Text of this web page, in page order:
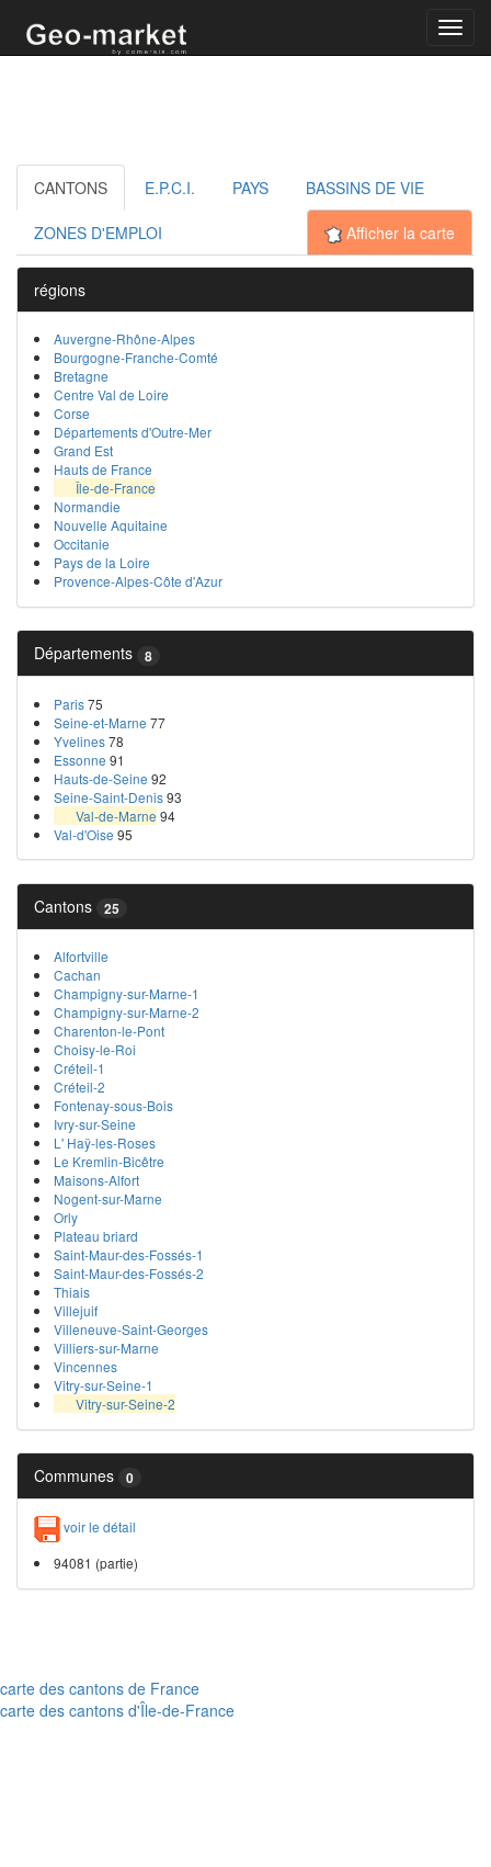
CANTONS E.P.C.I. PAYS BASSINS DE VIE
ZONES D'EMPLOI Afficher la carte
régions
Auvergne-Rhône-Alpes
Bourgogne-Franche-Comté
Bretagne
Centre Val de Loire
Corse
Départements d'Outre-Mer
Grand Est
Hauts de France
Île-de-France
Normandie
Nouvelle Aquitaine
Occitanie
Pays de la Loire
Provence-Alpes-Côte d'Azur
Départements 8
Paris75
Seine-et-Marne 77
Yvelines78
Essonne 91
Hauts-de-Seine 92
Seine-Saint-Denis93
Val-de-Marne 94
Val-d'Oise 95
Cantons 25
Alfortville
Cachan
Champigny-sur-Marne-1
Champigny-sur-Marne-2
Charenton-le-Pont
Choisy-le-Roi
Créteil-1
Créteil-2
Fontenay-sous-Bois
Ivry-sur-Seine
L' Haÿ-les-Roses
Le Kremlin-Bicêtre
Maisons-Alfort
Nogent-sur-Marne
Orly
Plateau briard
Saint-Maur-des-Fossés-1
Saint-Maur-des-Fossés-2
Thiais
Villejuif
Villeneuve-Saint-Georges
Villiers-sur-Marne
Vincennes
Vitry-sur-Seine-1
Vitry-sur-Seine-2
Communes 0
voir le détail
94081 (partie)
carte des cantons de France
carte des cantons d'Île-de-France